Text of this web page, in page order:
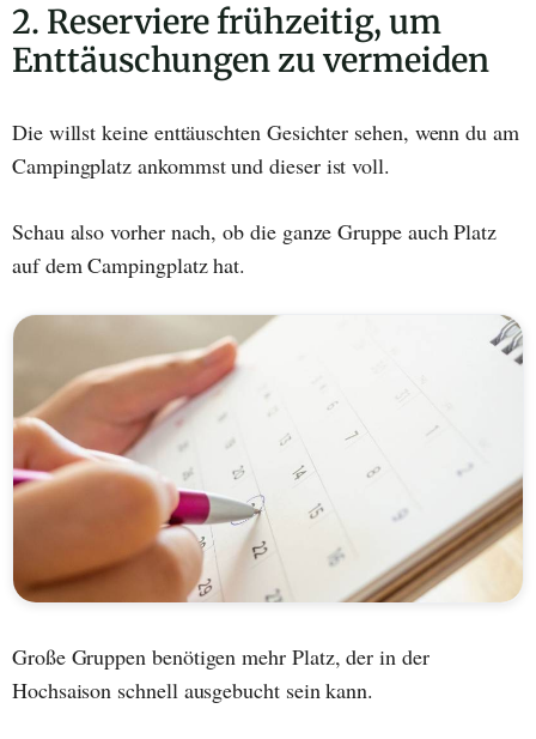
2. Reserviere frühzeitig, um
Enttäuschungen zu vermeiden
Die willst keine enttäuschten Gesichter sehen, wenn du am
Campingplatz ankommst und dieser ist voll.
Schau also vorher nach, ob die ganze Gruppe auch Platz
auf dem Campingplatz hat.
Große Gruppen benötigen mehr Platz, der in der
Hochsaison schnell ausgebucht sein kann.